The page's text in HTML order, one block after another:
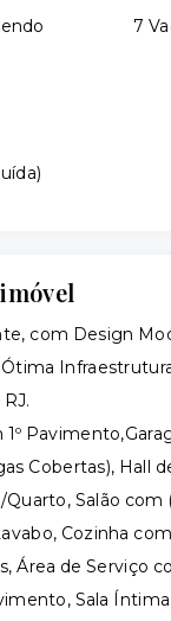
7
)
com Design
Cobertas), Hall
Quarto, Salão
Cozinha
Área de Serviço
Sala